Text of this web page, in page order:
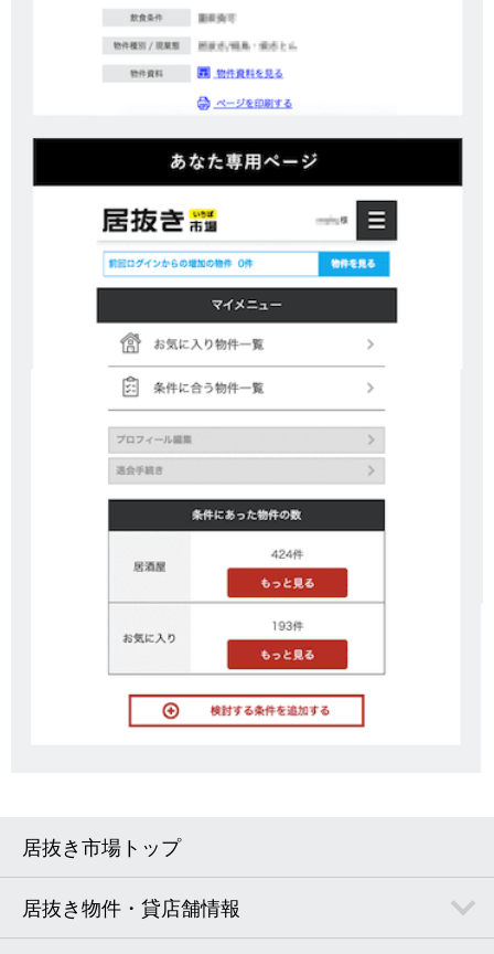
居抜き市場トップ
居抜き物件・貸店舗情報